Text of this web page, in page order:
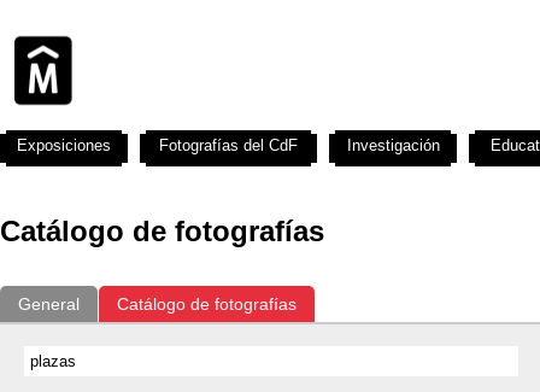
Catálogo de fotografías
General Catálogo de fotografías
Exposiciones Fotografías del CdF Investigación